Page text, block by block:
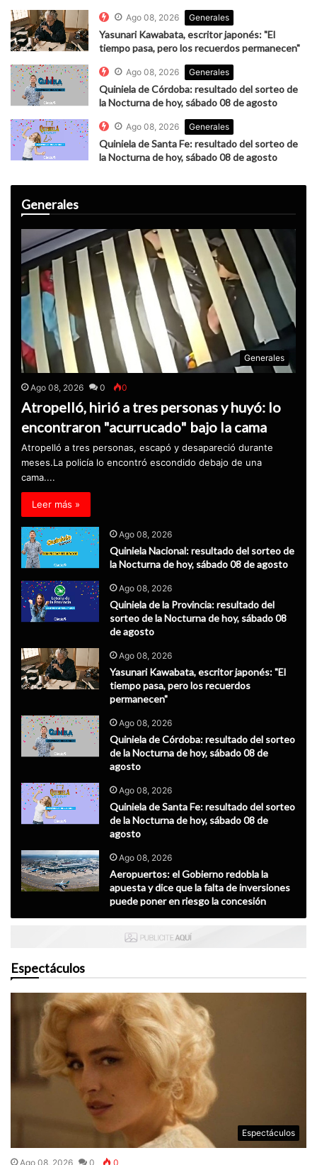
Ago 08, 2026 Generales
Yasunari Kawabata, escritor japonés: "El
tiempo pasa, pero los recuerdos permanecen"
Ago 08, 2026 Generales
Quiniela de Córdoba: resultado del sorteo de
la Nocturna de hoy, sábado 08 de agosto
Ago 08, 2026 Generales
Quiniela de Santa Fe: resultado del sorteo de
la Nocturna de hoy, sábado 08 de agosto
Generales
Generales
Ago 08, 2026 0 0
Atropelló, hirió a tres personas y huyó: lo
encontraron "acurrucado" bajo la cama
Atropelló a tres personas, escapó y desapareció durante
meses.La policía lo encontró escondido debajo de una
cama....
Leer más »
Ago 08, 2026
Quiniela Nacional: resultado del sorteo de
la Nocturna de hoy, sábado 08 de agosto
Ago 08, 2026
Quiniela de la Provincia: resultado del
sorteo de la Nocturna de hoy, sábado 08
de agosto
Ago 08, 2026
Yasunari Kawabata, escritor japonés: "El
tiempo pasa, pero los recuerdos
permanecen"
Ago 08, 2026
Quiniela de Córdoba: resultado del sorteo
de la Nocturna de hoy, sábado 08 de
agosto
Ago 08, 2026
Quiniela de Santa Fe: resultado del sorteo
de la Nocturna de hoy, sábado 08 de
agosto
Ago 08, 2026
Aeropuertos: el Gobierno redobla la
apuesta y dice que la falta de inversiones
puede poner en riesgo la concesión
Espectáculos
Espectáculos
Ago 08, 2026 0 0